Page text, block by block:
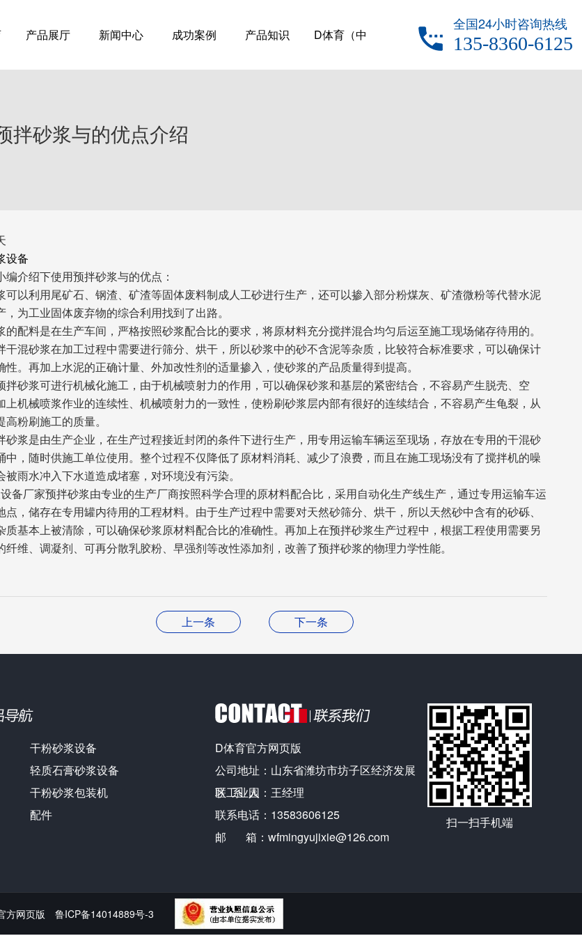
产品展厅 新闻中心 成功案例 产品知识 D体育（中
全国24小时咨询热线
135-8360-6125
拌砂浆与的优点介绍
设备
编介绍下使用预拌砂浆与的优点：
可以利用尾矿石、钢渣、矿渣等固体废料制成人工砂进行生产，还可以掺入部分粉煤灰、矿渣微粉等代替水泥
，为工业固体废弃物的综合利用找到了出路。
的配料是在生产车间，严格按照砂浆配合比的要求，将原材料充分搅拌混合均匀后运至施工现场储存待用的。
干混砂浆在加工过程中需要进行筛分、烘干，所以砂浆中的砂不含泥等杂质，比较符合标准要求，可以确保计
性。再加上水泥的正确计量、外加改性剂的适量掺入，使砂浆的产品质量得到提高。
拌砂浆可进行机械化施工，由于机械喷射力的作用，可以确保砂浆和基层的紧密结合，不容易产生脱壳、空
上机械喷浆作业的连续性、机械喷射力的一致性，使粉刷砂浆层内部有很好的连续结合，不容易产生龟裂，从
高粉刷施工的质量。
砂浆是由生产企业，在生产过程接近封闭的条件下进行生产，用专用运输车辆运至现场，存放在专用的干混砂
中，随时供施工单位使用。整个过程不仅降低了原材料消耗、减少了浪费，而且在施工现场没有了搅拌机的噪
被雨水冲入下水道造成堵塞，对环境没有污染。
备厂家预拌砂浆由专业的生产厂商按照科学合理的原材料配合比，采用自动化生产线生产，通过专用运输车运
点，储存在专用罐内待用的工程材料。由于生产过程中需要对天然砂筛分、烘干，所以天然砂中含有的砂砾、
质基本上被清除，可以确保砂浆原材料配合比的准确性。再加上在预拌砂浆生产过程中，根据工程使用需要另
纤维、调凝剂、可再分散乳胶粉、早强剂等改性添加剂，改善了预拌砂浆的物理力学性能。
上一条 下一条
干粉砂浆设备
轻质石膏砂浆设备
干粉砂浆包装机
配件
D体育官方网页版
公司地址：山东省潍坊市坊子区经济发展
区工业园
联 系 人：王经理
联系电话：13583606125
邮 箱：wfmingyujixie@126.com
扫一扫手机端
方网页版 鲁ICP备14014889号-3